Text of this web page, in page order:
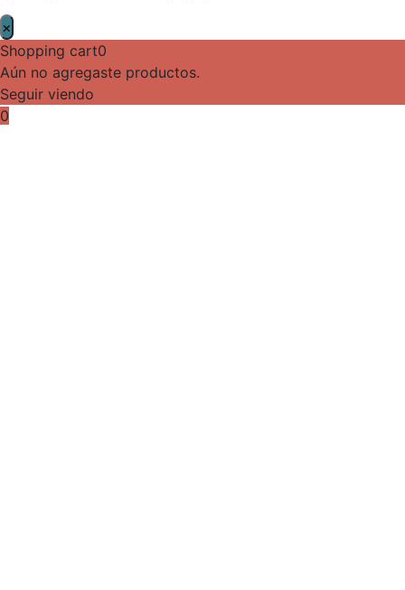
×
Shopping cart0
Aún no agregaste productos.
Seguir viendo
0